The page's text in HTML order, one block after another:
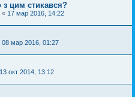
цим стикався?
« 17 мар 2016, 14:22
08 мар 2016, 01:27
13 окт 2014, 13:12